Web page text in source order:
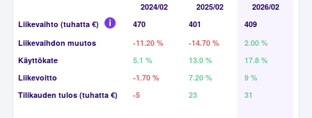
2024/02 2025/02
2026/02
Liikevaihto (tuhatta €)
470 401
409
Liikevaihdon muutos
-11.20 % -14.70 %
2.00 %
Käyttökate
5.1 % 13.0 %
17.8 %
Liikevoitto
-1.70 % 7.20 %
9 %
Tilikauden tulos (tuhatta €)
-5 23 31